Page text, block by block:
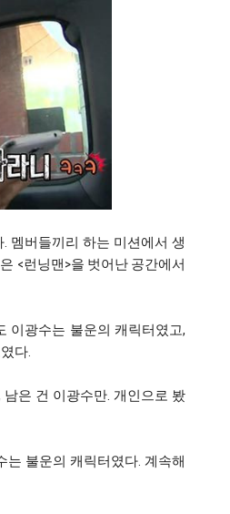
멤버들끼리 하는 미션에서 생
<런닝맨>을 벗어난 공간에서
이광수는 불운의 캐릭터였고,
다.
은 건 이광수만. 개인으로 봤
는 불운의 캐릭터였다. 계속해